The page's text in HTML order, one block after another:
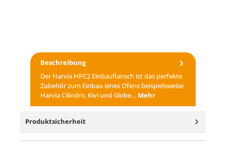
Beschreibung
Der Harvia HPC2 Einbauflansch ist das perfekte
Zubehör zum Einbau eines Ofens beispielsweise
Harvia Cilindro, Kivi und Globe… Mehr
Produktsicherheit